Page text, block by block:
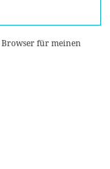
Browser für meinen